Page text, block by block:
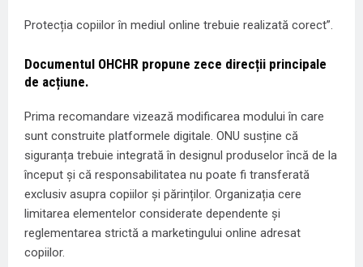
Protecția copiilor în mediul online trebuie realizată corect”.
Documentul OHCHR propune zece direcții principale
de acțiune.
Prima recomandare vizează modificarea modului în care
sunt construite platformele digitale. ONU susține că
siguranța trebuie integrată în designul produselor încă de la
început și că responsabilitatea nu poate fi transferată
exclusiv asupra copiilor și părinților. Organizația cere
limitarea elementelor considerate dependente și
reglementarea strictă a marketingului online adresat
copiilor.